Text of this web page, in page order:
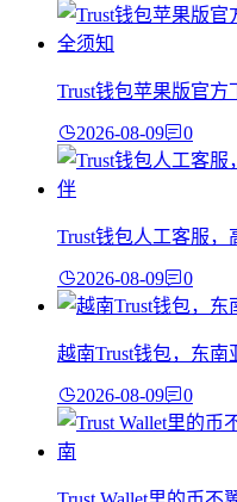
Trust钱包苹果版官
2026-08-09 0
Trust钱包人工客服
2026-08-09 0
越南Trust钱包，东
2026-08-09 0